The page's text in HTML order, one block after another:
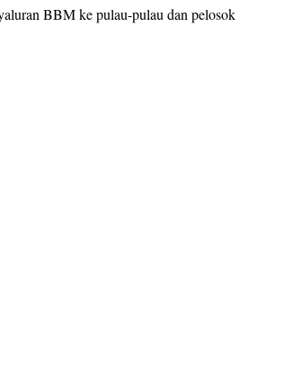
BBM ke pulau-pulau dan pelosok